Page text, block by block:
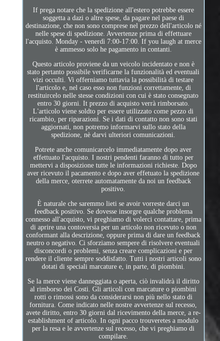
If prega notare che la spedizione all'estero potrebbe essere
soggetta a dazi o altre spese, da pagare nel paese di
destinazione, che non sono comprese nel prezzo dell'articolo né
nelle spese di spedizione. Avvertenze prima di effettuare
l'acquisto. Monday - venerdì 7:00-17:00. If you laugh at merce
è ammesso solo he pagamento in contanti.
Questo articolo proviene da un veicolo incidentato e non è
stato pertanto possibile verificarne la funzionalità ed eventuali
vizi occulti. Vi offerniamo tuttavia la possibilità di testare
l'articolo e, nel caso esso non funzioni correttamente, di
restituircelo nelle stesse condizioni con cui è stato consegnato
entro 30 giorni. It prezzo di acquisto verrà rimborsato.
L'articolo viene soldto per essere utilizzato come pezzo di
ricambio, per riparazioni. Se i dati di contatto non sono stati
aggiornati, non potremo informarvi sullo stato della
spedizione, nè darvi ulteriori comunicazioni.
Potrete anche comunicarcelo immediatamente dopo aver
effettuato l'acquisto. I nostri pendenti faranno di tutto per
mettervi a disposizione tutte le informazioni richieste. Dopo
aver ricevuto il pacamento e dopo aver effetuato la spedizione
della merce, oterrete automatamente da noi un feedback
positivo.
È naturale che saremmo lieti se avoir vorreste darci un
feedback positivo. Se dovesse insorgre qualche problema
connesso all'acquisto, vi preghiamo di volerci contattare, prima
di aprire una contoversia per un articolo non ricevuto o non
conformant alla descrizione, oppure prima di dare un feedback
neutro o negativo. Ci sforziamo sempere di risolvere eventuali
disconcordi o problemi, senza creare complicazioni e per
rendere il cliente sempre soddisfatto. Tutti i nostri articoli sono
dotati di speciali marcature e, in parte, di piombini.
Se la merce viene danneggiata o aperta, ciò invalidrà il diritto
al rimborso dei Costi. Gli articoli con marcature o piombini
rotti o rimossi sono da considerarsi non più nello stato di
fornitura. Come indicato nelle nostre avvertenze sul recesso,
avete diritto, entro 30 giorni dal ricevimento della merce, a re-
establishment of articolo. In ogni pacco trouveretes a modulo
per la resa e le avvertenze sul recesso, che vi preghiamo di
compilare.